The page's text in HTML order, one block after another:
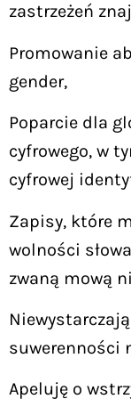
zastrzeżeń
Promowanie
gender,
Poparcie dla
cyfrowego, w
cyfrowej
Zapisy, które
wolności
zwaną mową
suwerenności
Apeluję o